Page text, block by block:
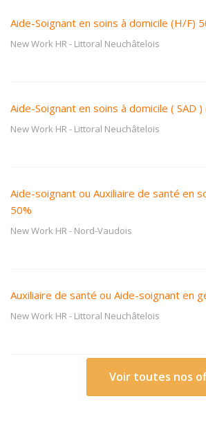
Aide-Soignant en soins à domicile (H/F)
New Work HR- Littoral Neuchâtelois
Aide-Soignant en soins à domicile ( SAD
New Work HR- Littoral Neuchâtelois
Aide-soignant ou Auxiliaire de santé en
50%
New Work HR- Nord-Vaudois
Auxiliaire de santé ou Aide-soignant en
New Work HR- Littoral Neuchâtelois
Voir toutes nos